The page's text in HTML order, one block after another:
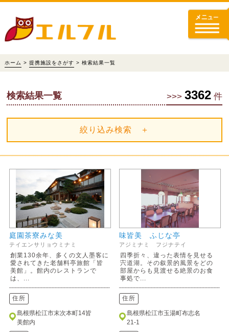
ホーム > 提携施設をさがす > 検索結果一覧
>>> 3362 件
検索結果一覧
絞り込み検索 ＋
庭園茶寮みな美
テイエンサリョウミナミ
創業130余年、多くの文人墨客に
愛されてきた老舗料亭旅館「皆
美館」。館内のレストランで
は、...
住所
島根県松江市末次本町14皆
美館内
味皆美 ふじな亭
アジミナミ フジナテイ
四季折々、違った表情を見せる
宍道湖。その叙景的風景をどの
部屋からも見渡せる絶景のお食
事処で...
住所
島根県松江市玉湯町布志名
21-1